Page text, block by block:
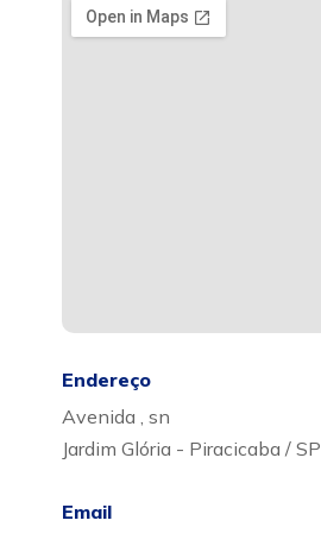
Endereço
Avenida , sn
Jardim Glória - Piracicaba / SP
Email